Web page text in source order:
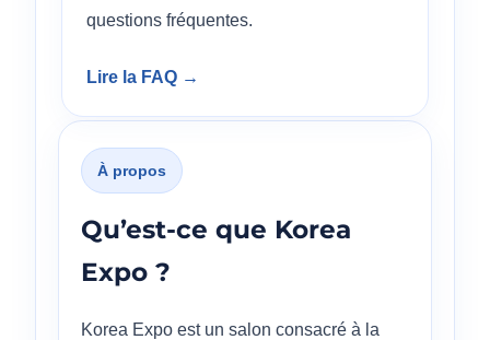
questions fréquentes.
Lire la FAQ →
À propos
Qu’est-ce que Korea
Expo ?
Korea Expo est un salon consacré à la